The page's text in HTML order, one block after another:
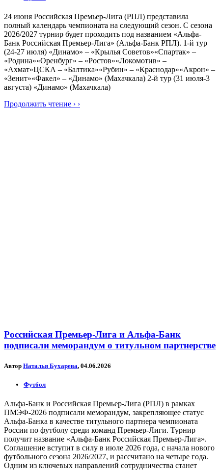
24 июня Российская Премьер-Лига (РПЛ) представила
полный календарь чемпионата на следующий сезон. С сезона
2026/2027 турнир будет проходить под названием «Альфа-
Банк Российская Премьер-Лига» (Альфа-Банк РПЛ). 1-й тур
(24-27 июля) «Динамо» – «Крылья Советов»«Спартак» –
«Родина»«Оренбург» – «Ростов»«Локомотив» –
«Ахмат»ЦСКА – «Балтика»«Рубин» – «Краснодар»«Акрон» –
«Зенит»«Факел» – «Динамо» (Махачкала) 2-й тур (31 июля-3
августа) «Динамо» (Махачкала)
Продолжить чтение › ›
Российская Премьер-Лига и Альфа-Банк
подписали меморандум о титульном партнерстве
Автор Наталья Бухарева, 04.06.2026
Футбол
Альфа-Банк и Российская Премьер-Лига (РПЛ) в рамках
ПМЭФ-2026 подписали меморандум, закрепляющее статус
Альфа-Банка в качестве титульного партнера чемпионата
России по футболу среди команд Премьер-Лиги. Турнир
получит название «Альфа-Банк Российская Премьер-Лига».
Соглашение вступит в силу в июле 2026 года, с начала нового
футбольного сезона 2026/2027, и рассчитано на четыре года.
Одним из ключевых направлений сотрудничества станет